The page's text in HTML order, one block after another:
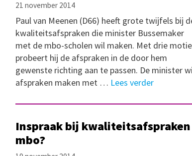
21 november 2014
Paul van Meenen (D66) heeft grote twijfels bij
kwaliteitsafspraken die minister Bussemaker
met de mbo-scholen wil maken. Met drie
probeert hij de afspraken in de door hem
gewenste richting aan te passen. De minister
afspraken maken met … Lees verder
Inspraak bij kwaliteitsafspraken
mbo?